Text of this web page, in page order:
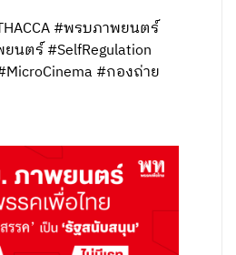
#พรบภาพยนตร์
นตร์ #SelfRegulation
#กองถ่าย